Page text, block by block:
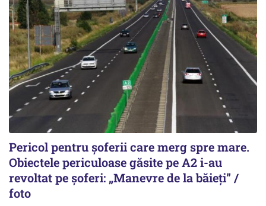
Pericol pentru șoferii care merg spre mare.
Obiectele periculoase găsite pe A2 i-au
revoltat pe șoferi: „Manevre de la băieți” /
foto